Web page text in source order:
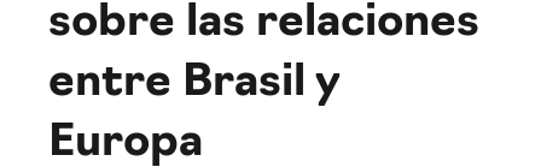
sobre las relaciones
entre Brasil y
Europa